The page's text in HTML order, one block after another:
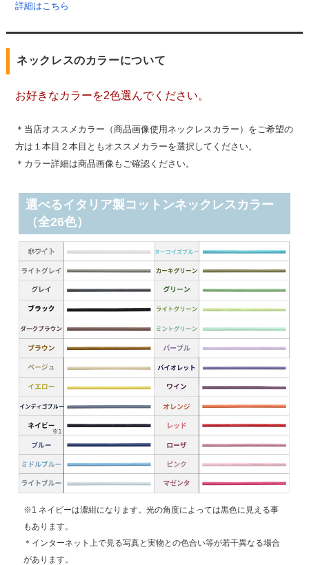
詳細はこちら
ネックレスのカラーについて
お好きなカラーを2色選んでください。
＊当店オススメカラー（商品画像使用ネックレスカラー）をご希望の
方は１本目２本目ともオススメカラーを選択してください。
＊カラー詳細は商品画像もご確認ください。
選べるイタリア製コットンネックレスカラー
（全26色）
※1 ネイビーは濃紺になります。光の角度によっては黒色に見える事
もあります。
＊インターネット上で見る写真と実物との色合い等が若干異なる場合
があります。